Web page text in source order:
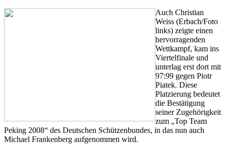
Auch Christian
Weiss (Erbach/Foto
links) zeigte einen
hervorragenden
Wettkampf, kam ins
Viertelfinale und
unterlag erst dort mit
97:99 gegen Piotr
Piatek. Diese
Platzierung bedeutet
die Bestätigung
seiner Zugehörigkeit
zum „Top Team
Peking 2008“ des Deutschen Schützenbundes, in das nun auch
Michael Frankenberg aufgenommen wird.